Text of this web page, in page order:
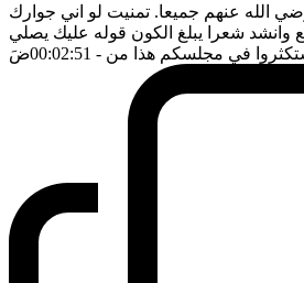
الله عنهم جميعا. تمنيت لو اني جوارك
وانشد شعرا يبلغ الكون قوله عليك يصلي
في مجلسكم هذا من - 00:02:51 ضَ